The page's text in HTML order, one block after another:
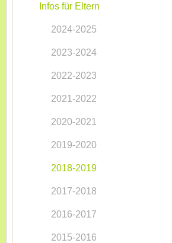
Infos für Eltern
2024-2025
2023-2024
2022-2023
2021-2022
2020-2021
2019-2020
2018-2019
2017-2018
2016-2017
2015-2016